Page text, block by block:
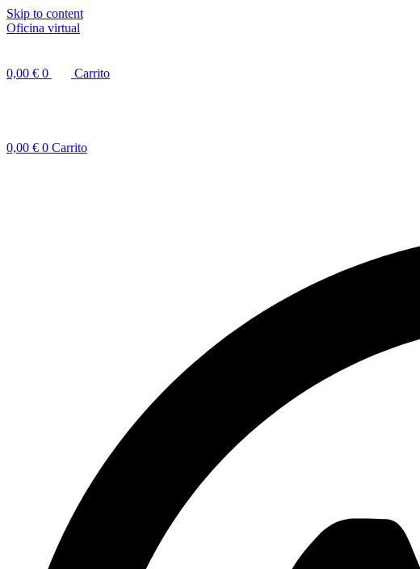
Skip to content
Oficina virtual
0,00 € 0 Carrito
0,00 € 0 Carrito